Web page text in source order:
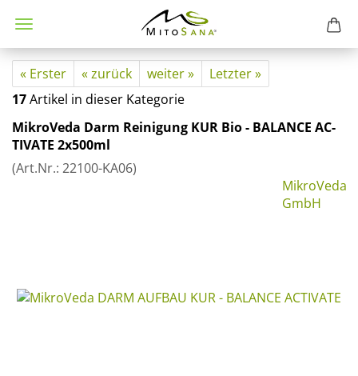
« Erster « zurück weiter »
Letzter »
17Artikel in dieser Kategorie
Mi­kro­Ve­da Darm Rei­ni­gung KUR Bio - BA­LAN­CE AC­
TI­VA­TE 2x500ml
(Art.Nr.: 22100-​KA06)
MikroVeda
GmbH